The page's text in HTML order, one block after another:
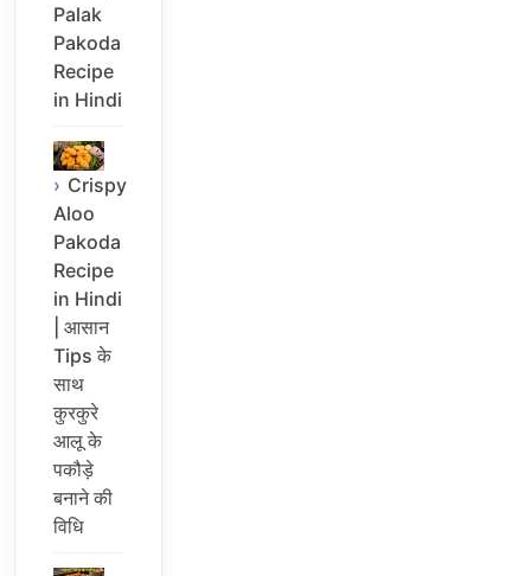
Palak
Pakoda
Recipe
in Hindi
Crispy
Aloo
Pakoda
Recipe
in Hindi
| आसान
Tips के
साथ
कुरकुरे
आलू के
पकौड़े
बनाने की
विधि